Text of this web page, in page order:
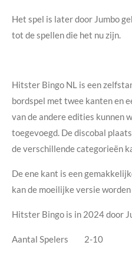
Het spel is later door Jumbo
tot de spellen die het nu zijn.
Hitster Bingo NL is een
bordspel met twee kanten en
van de andere edities kunnen
toegevoegd. De discobal
de verschillende categorieën
De ene kant is een
kan de moeilijke versie
Hitster Bingo is in 2024 door
Aantal Spelers 2-10